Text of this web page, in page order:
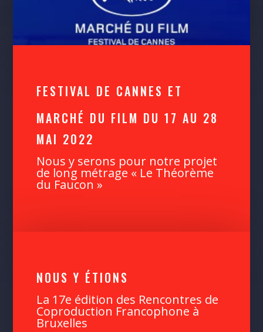
FESTIVAL DE CANNES ET
MARCHÉ DU FILM DU 17 AU 28
MAI 2022
Nous y serons pour notre projet
de long métrage « Le Théorème
du Faucon »
NOUS Y ÉTIONS
La 17e édition des Rencontres de
Coproduction Francophone à
Bruxelles